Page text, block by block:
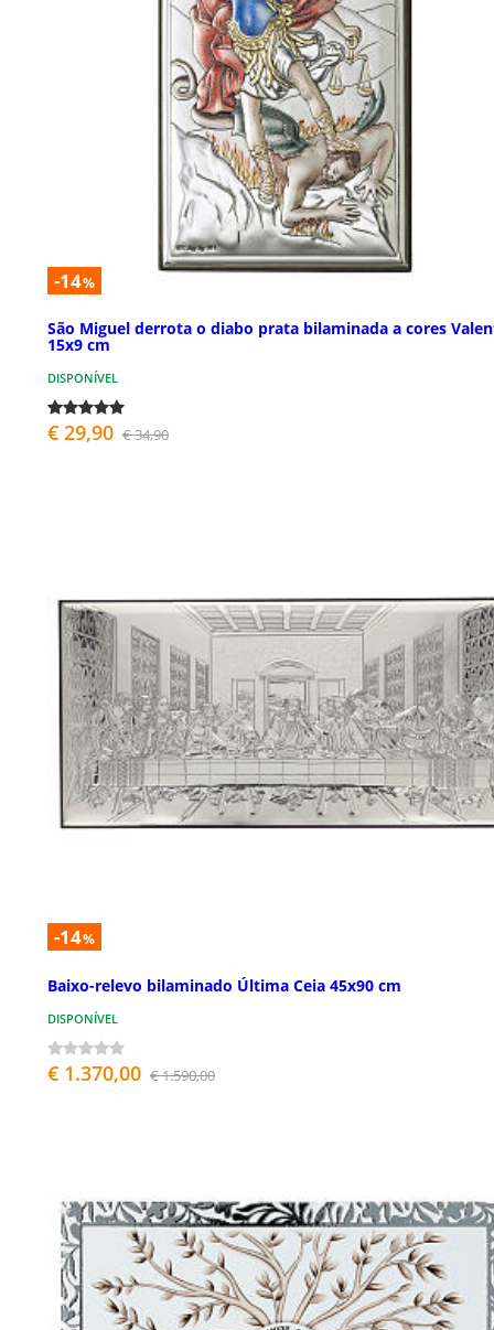
-14%
São Miguel derrota o diabo prata bilaminada a cores
15x9 cm
DISPONÍVEL
€ 29,90 € 34,90
-14%
Baixo-relevo bilaminado Última Ceia 45x90 cm
DISPONÍVEL
€ 1.370,00 € 1.590,00